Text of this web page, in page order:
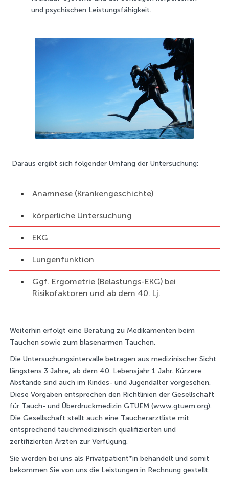
und psychischen Leistungsfähigkeit.
Daraus ergibt sich folgender Umfang der Untersuchung:
Anamnese (Krankengeschichte)
körperliche Untersuchung
EKG
Lungenfunktion
Ggf. Ergometrie (Belastungs-EKG) bei
Risikofaktoren und ab dem 40. Lj.
Weiterhin erfolgt eine Beratung zu Medikamenten beim
Tauchen sowie zum blasenarmen Tauchen.
Die Untersuchungsintervalle betragen aus medizinischer Sicht
längstens 3 Jahre, ab dem 40. Lebensjahr 1 Jahr. Kürzere
Abstände sind auch im Kindes- und Jugendalter vorgesehen.
Diese Vorgaben entsprechen den Richtlinien der Gesellschaft
für Tauch- und Überdruckmedizin GTUEM (www.gtuem.org).
Die Gesellschaft stellt auch eine Taucherarztliste mit
entsprechend tauchmedizinisch qualifizierten und
zertifizierten Ärzten zur Verfügung.
Sie werden bei uns als Privatpatient*in behandelt und somit
bekommen Sie von uns die Leistungen in Rechnung gestellt.